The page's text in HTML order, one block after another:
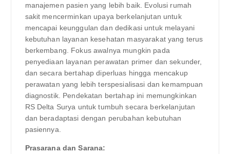
manajemen pasien yang lebih baik. Evolusi rumah
sakit mencerminkan upaya berkelanjutan untuk
mencapai keunggulan dan dedikasi untuk melayani
kebutuhan layanan kesehatan masyarakat yang terus
berkembang. Fokus awalnya mungkin pada
penyediaan layanan perawatan primer dan sekunder,
dan secara bertahap diperluas hingga mencakup
perawatan yang lebih terspesialisasi dan kemampuan
diagnostik. Pendekatan bertahap ini memungkinkan
RS Delta Surya untuk tumbuh secara berkelanjutan
dan beradaptasi dengan perubahan kebutuhan
pasiennya.
Prasarana dan Sarana: